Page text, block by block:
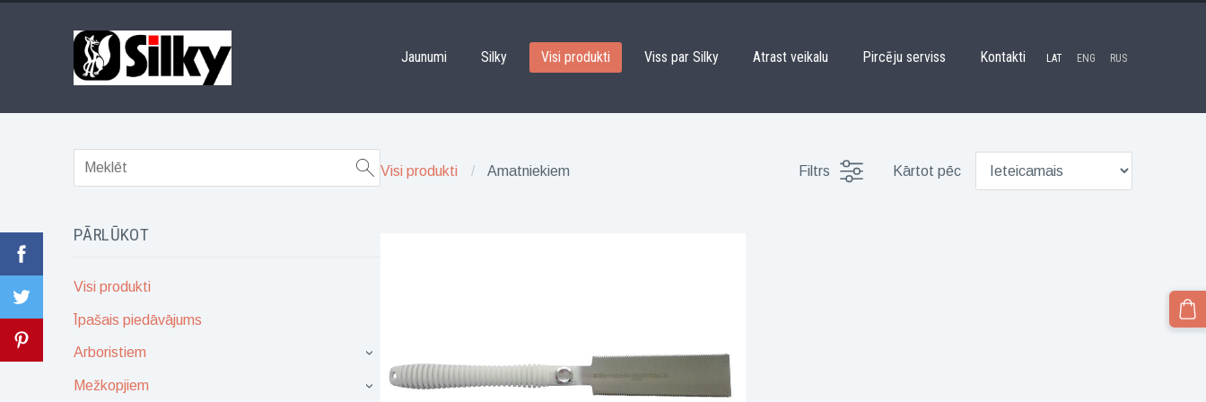
Jaunumi Silky Visi produkti Viss par Silky Atrast veikalu Pircēju serviss Kontakti LAT ENG RUS
PĀRLŪKOT
Visi produkti
Īpašais piedāvājums
Arboristiem ›
Mežkopjiem ›
Visi produkti Amatniekiem Filtrs Kārtot pēc